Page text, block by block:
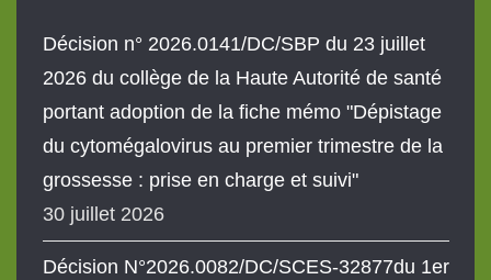
Décision n° 2026.0141/DC/SBP du 23 juillet
2026 du collège de la Haute Autorité de santé
portant adoption de la fiche mémo "Dépistage
du cytomégalovirus au premier trimestre de la
grossesse : prise en charge et suivi"
30 juillet 2026
Décision N°2026.0082/DC/SCES-32877du 1er